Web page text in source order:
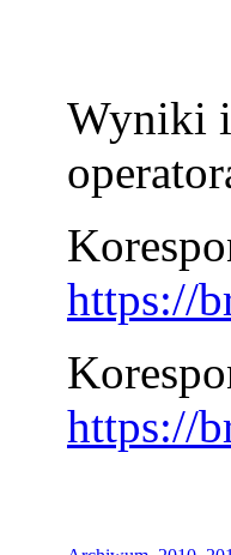
Wyniki i
https://
https://